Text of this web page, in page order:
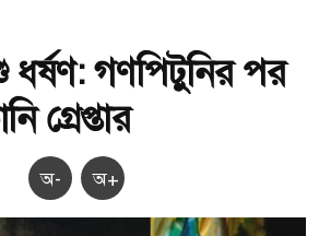
ধর্ষণ: গণপিটুনির পর
গ্রেপ্তার
অ- অ+